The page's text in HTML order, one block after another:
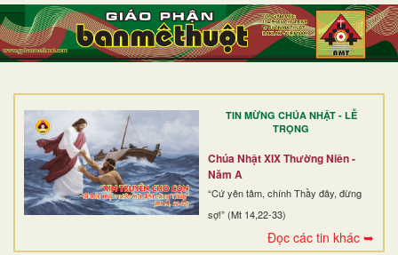
TIN MỪNG CHÚA NHẬT - LỄ
TRỌNG
Chúa Nhật XIX Thường Niên -
Năm A
“Cứ yên tâm, chính Thầy đây, đừng
sợ!” (Mt 14,22-33)
Đọc các tin khác ➥
TRANG NHẤT
GIỚI THIỆU
DÒNG TU
BAN MỤC VỤ
ĐOÀN THỂ CG